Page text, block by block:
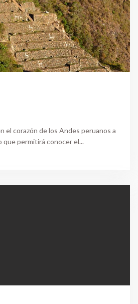
el corazón de los Andes peruanos a
permitirá conocer el...